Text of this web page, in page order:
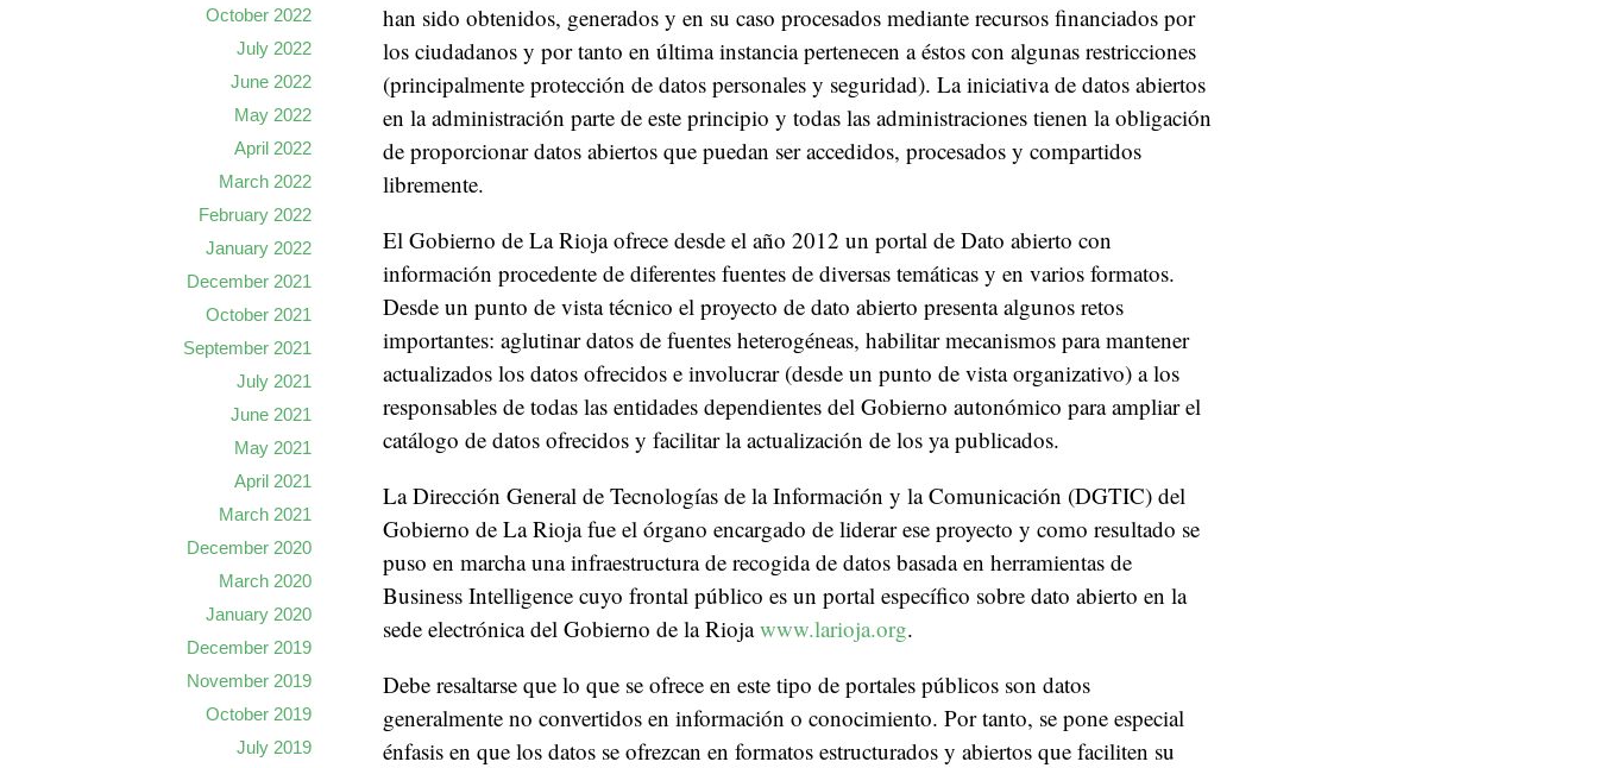
han sido obtenidos, generados y en su caso procesados mediante recursos financiados por
los ciudadanos y por tanto en última instancia pertenecen a éstos con algunas restricciones
(principalmente protección de datos personales y seguridad). La iniciativa de datos abiertos
en la administración parte de este principio y todas las administraciones tienen la obligación
de proporcionar datos abiertos que puedan ser accedidos, procesados y compartidos
libremente.
El Gobierno de La Rioja ofrece desde el año 2012 un portal de Dato abierto con
información procedente de diferentes fuentes de diversas temáticas y en varios formatos.
Desde un punto de vista técnico el proyecto de dato abierto presenta algunos retos
importantes: aglutinar datos de fuentes heterogéneas, habilitar mecanismos para mantener
actualizados los datos ofrecidos e involucrar (desde un punto de vista organizativo) a los
responsables de todas las entidades dependientes del Gobierno autonómico para ampliar el
catálogo de datos ofrecidos y facilitar la actualización de los ya publicados.
La Dirección General de Tecnologías de la Información y la Comunicación (DGTIC) del
Gobierno de La Rioja fue el órgano encargado de liderar ese proyecto y como resultado se
puso en marcha una infraestructura de recogida de datos basada en herramientas de
Business Intelligence cuyo frontal público es un portal específico sobre dato abierto en la
sede electrónica del Gobierno de la Riojawww.larioja.org.
Debe resaltarse que lo que se ofrece en este tipo de portales públicos son datos
generalmente no convertidos en información o conocimiento. Por tanto, se pone especial
énfasis en que los datos se ofrezcan en formatos estructurados y abiertos que faciliten su
October 2022
July 2022
June 2022
May 2022
April 2022
March 2022
February 2022
January 2022
December 2021
October 2021
September 2021
July 2021
June 2021
May 2021
April 2021
March 2021
December 2020
March 2020
January 2020
December 2019
November 2019
October 2019
July 2019